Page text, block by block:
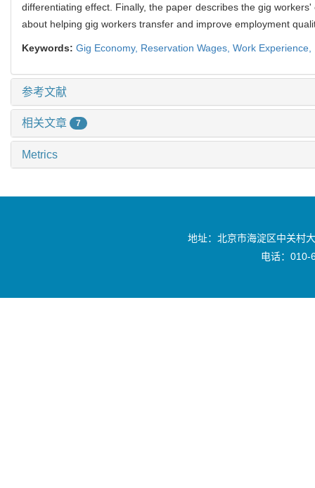
differentiating effect. Finally, the paper describes the gig
about helping gig workers transfer and improve employment
Keywords: Gig Economy, Reservation Wages, Work Experience,
参考文献
相关文章 7
Metrics
地址：北京市海淀区中关村
电话：